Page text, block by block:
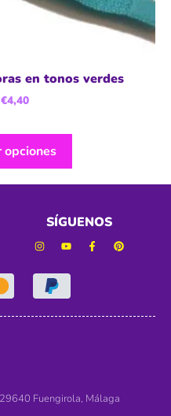
en tonos verdes
€4,40
opciones
SÍGUENOS
Fuengirola, Málaga